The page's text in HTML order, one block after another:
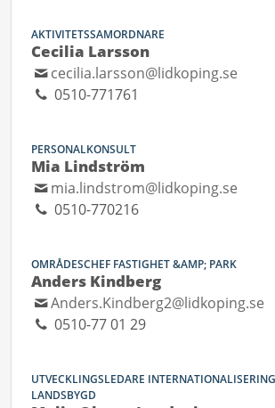
AKTIVITETSSAMORDNARE
Cecilia Larsson
cecilia.larsson@lidkoping.se
0510-771761
PERSONALKONSULT
Mia Lindström
mia.lindstrom@lidkoping.se
0510-770216
OMRÅDESCHEF FASTIGHET &AMP; PARK
Anders Kindberg
Anders.Kindberg2@lidkoping.se
0510-77 01 29
UTVECKLINGSLEDARE
LANDSBYGD